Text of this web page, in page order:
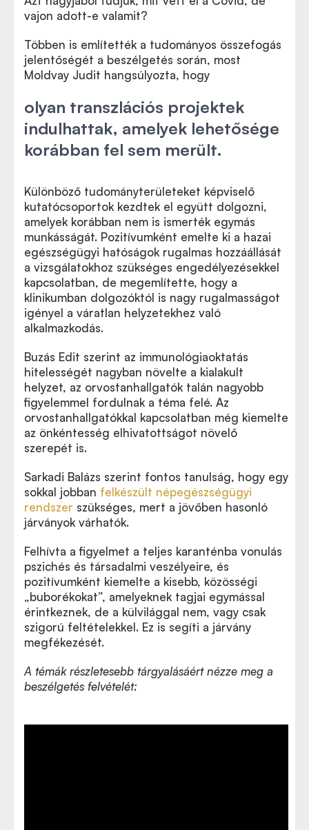
vajon adott-e valamit?
Többen is említették a tudományos összefogás
jelentőségét a beszélgetés során, most
Moldvay Judit hangsúlyozta, hogy
olyan transzlációs projektek
indulhattak, amelyek lehetősége
korábban fel sem merült.
Különböző tudományterületeket képviselő
kutatócsoportok kezdtek el együtt dolgozni,
amelyek korábban nem is ismerték egymás
munkásságát. Pozitívumként emelte ki a hazai
egészségügyi hatóságok rugalmas hozzáállását
a vizsgálatokhoz szükséges engedélyezésekkel
kapcsolatban, de megemlítette, hogy a
klinikumban dolgozóktól is nagy rugalmasságot
igényel a váratlan helyzetekhez való
alkalmazkodás.
Buzás Edit szerint az immunológiaoktatás
hitelességét nagyban növelte a kialakult
helyzet, az orvostanhallgatók talán nagyobb
figyelemmel fordulnak a téma felé. Az
orvostanhallgatókkal kapcsolatban még kiemelte
az önkéntesség elhivatottságot növelő
szerepét is.
Sarkadi Balázs szerint fontos tanulság, hogy egy
sokkal jobban felkészült népegészségügyi
rendszer szükséges, mert a jövőben hasonló
járványok várhatók.
Felhívta a figyelmet a teljes karanténba vonulás
pszichés és társadalmi veszélyeire, és
pozitívumként kiemelte a kisebb, közösségi
„buborékokat”, amelyeknek tagjai egymással
érintkeznek, de a külvilággal nem, vagy csak
szigorú feltételekkel. Ez is segíti a járvány
megfékezését.
A témák részletesebb tárgyalásáért nézze meg a
beszélgetés felvételét: